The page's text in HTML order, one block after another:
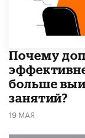
​Почему
больше
занятий?
19 МАЯ